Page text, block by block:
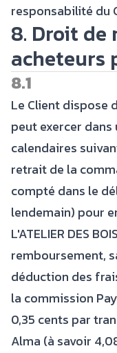
responsabilité du
8. Droit
acheteurs
8.1
Le Client dispose
peut exercer
calendaires
retrait de la
compté dans le
lendemain) pour
L'ATELIER DES
remboursement,
déduction des
la commission
0,35 cents par
Alma (à savoir